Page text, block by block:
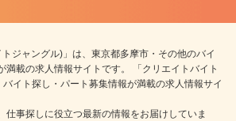
トジャングル)」は、東京都多摩市・その他のバイ
満載の求人情報サイトです。 「クリエイトバイト
イト探し・パート募集情報が満載の求人情報サイ
仕事探しに役立つ最新の情報をお届けしていま